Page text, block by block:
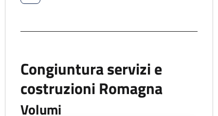
Congiuntura servizi e
costruzioni Romagna
Volumi